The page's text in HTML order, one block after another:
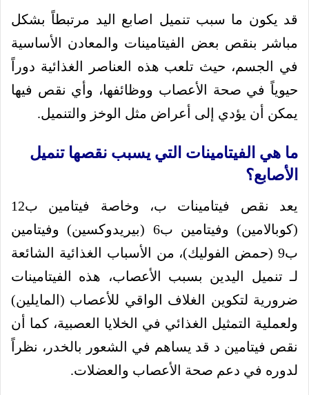
قد يكون ما سبب تنميل اصابع اليد مرتبطاً بشكل
مباشر بنقص بعض الفيتامينات والمعادن الأساسية
في الجسم، حيث تلعب هذه العناصر الغذائية دوراً
حيوياً في صحة الأعصاب ووظائفها، وأي نقص فيها
يمكن أن يؤدي إلى أعراض مثل الوخز والتنميل.
ما هي الفيتامينات التي يسبب نقصها تنميل
الأصابع؟
يعد نقص فيتامينات ب، وخاصة فيتامين ب12
(كوبالامين) وفيتامين ب6 (بيريدوكسين) وفيتامين
ب9 (حمض الفوليك)، من الأسباب الغذائية الشائعة
لـ تنميل اليدين بسبب الأعصاب، هذه الفيتامينات
ضرورية لتكوين الغلاف الواقي للأعصاب (المايلين)
ولعملية التمثيل الغذائي في الخلايا العصبية، كما أن
نقص فيتامين د قد يساهم في الشعور بالخدر، نظراً
لدوره في دعم صحة الأعصاب والعضلات.